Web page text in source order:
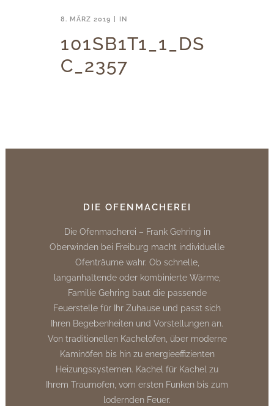
8. MÄRZ 2019 IN
101SB1T1_1_DS
C_2357
DIE OFENMACHEREI
Die Ofenmacherei – Frank Gehring in
Oberwinden bei Freiburg macht individuelle
Ofenträume wahr. Ob schnelle,
langanhaltende oder kombinierte Wärme,
Familie Gehring baut die passende
Feuerstelle für Ihr Zuhause und passt sich
Ihren Begebenheiten und Vorstellungen an.
Von traditionellen Kachelöfen, über moderne
Kaminöfen bis hin zu energieeffizienten
Heizungssystemen. Kachel für Kachel zu
Ihrem Traumofen, vom ersten Funken bis zum
lodernden Feuer.